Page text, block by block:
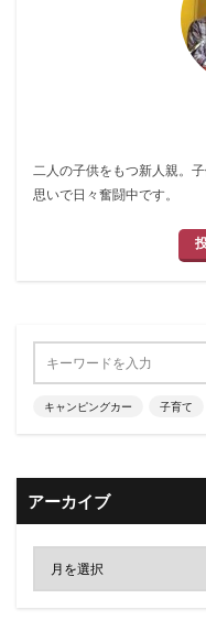
二人の子供をもつ新人親。
思いで日々奮闘中です。
キャンピングカー 子育て
アーカイブ